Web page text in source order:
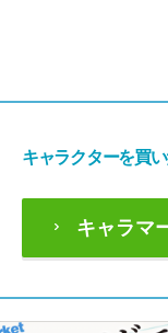
キャラクターを買
キャラマ